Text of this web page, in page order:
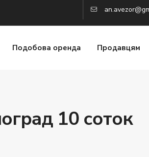
Подобова оренда Продавцям
10 соток